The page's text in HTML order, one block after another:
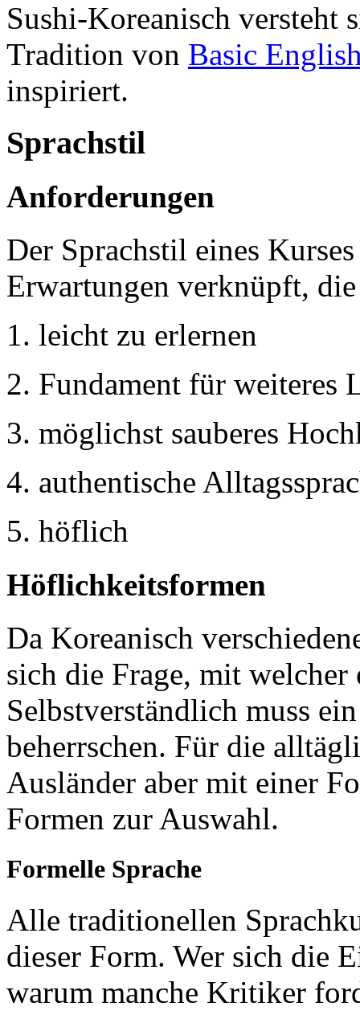
Sushi-Koreanisch versteht
Tradition von Basic
inspiriert.
Sprachstil
Anforderungen
Der Sprachstil eines
Erwartungen verknüpft,
leicht zu erlernen
Fundament für weiteres
möglichst sauberes
authentische
höflich
Höflichkeitsformen
Da Koreanisch
sich die Frage, mit
Selbstverständlich muss
beherrschen. Für die
Ausländer aber mit einer
Formen zur Auswahl.
Formelle Sprache
Alle traditionellen
dieser Form. Wer sich die
warum manche Kritiker